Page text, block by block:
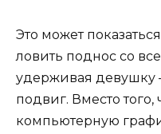
Это может
ловить поднос со
удерживая девушку
подвиг. Вместо того,
компьютерную